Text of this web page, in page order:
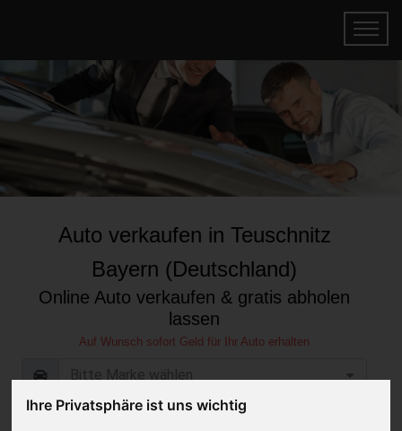
Ihre Privatsphäre ist uns wichtig
Auto verkaufen in Teuschnitz
Bayern (Deutschland)
Online Auto verkaufen & gratis abholen
lassen
Auf Wunsch sofort Geld für Ihr Auto erhalten